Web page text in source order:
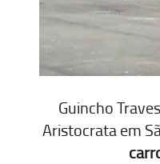
Guincho
Aristocrata em